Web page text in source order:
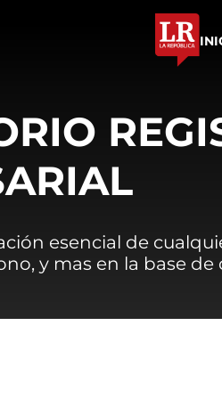
esencial de
y mas en la base